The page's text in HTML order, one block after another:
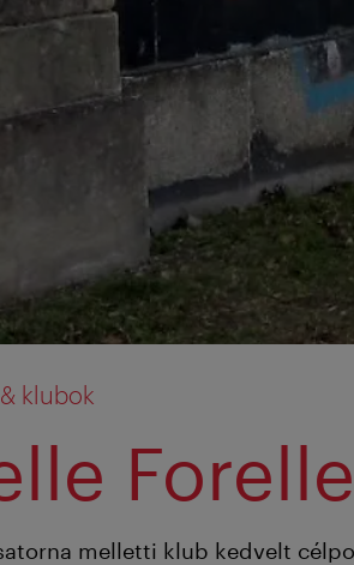
klubok
Forelle
melletti klub kedvelt